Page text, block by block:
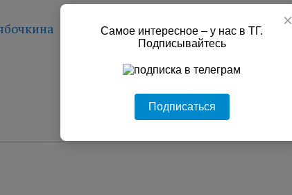
×
Самое интересное – у нас в ТГ.
Подписывайтесь
Подписаться